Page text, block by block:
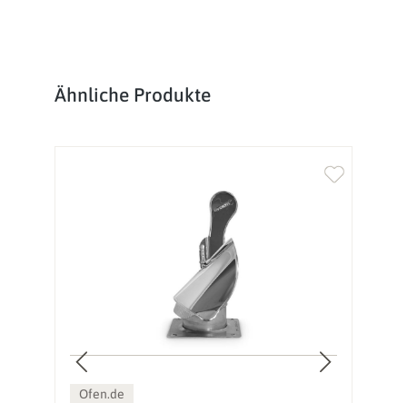
Produktgalerie überspringen
Ähnliche Produkte
Ofen.de